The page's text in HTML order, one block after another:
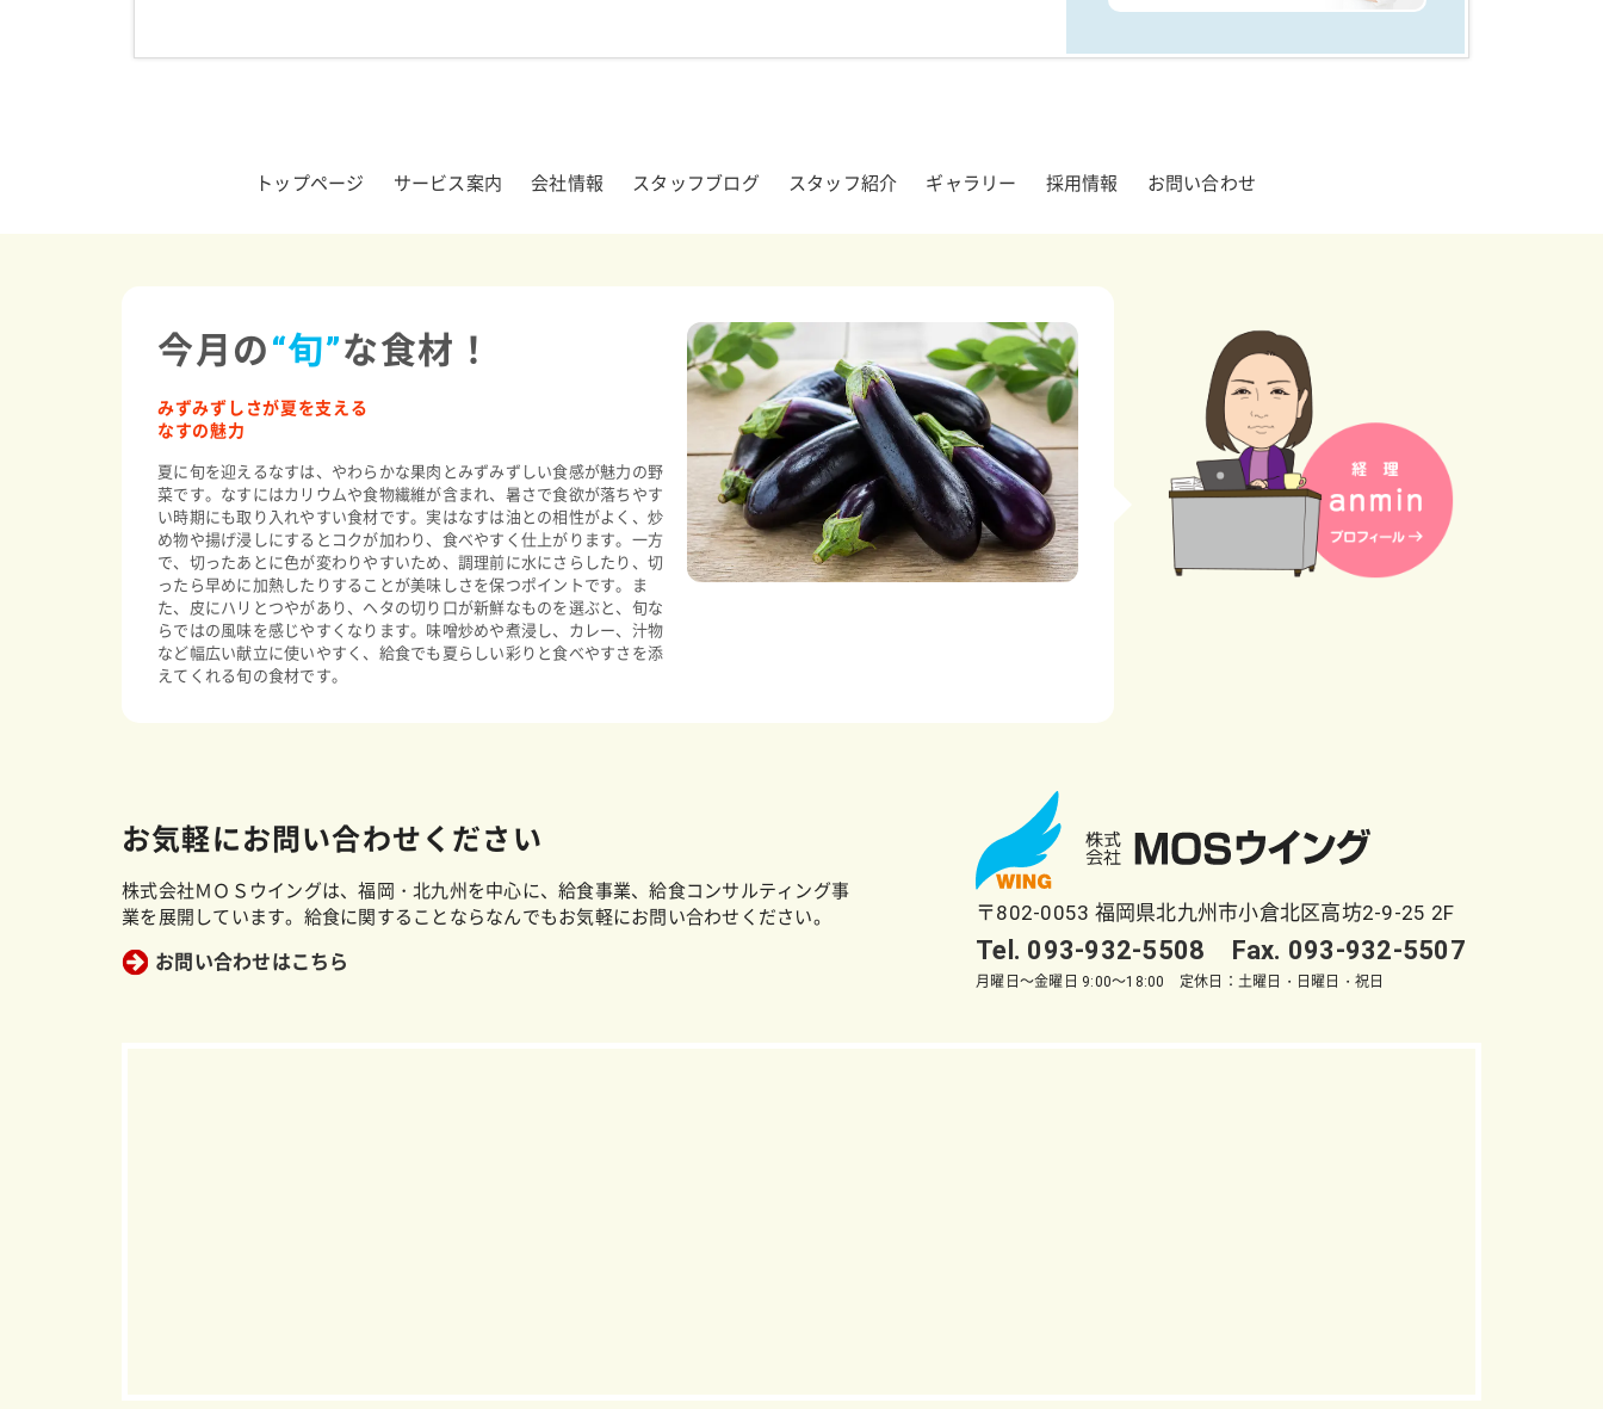
トップページ サービス案内 会社情報 スタッフブログ スタッフ紹介 ギャラリー 採用情報 お問い合わせ
今月の“旬”な食材！
みずみずしさが夏を支える
なすの魅力
夏に旬を迎えるなすは、やわらかな果肉とみずみずしい食感が魅力の野
菜です。なすにはカリウムや食物繊維が含まれ、暑さで食欲が落ちやす
い時期にも取り入れやすい食材です。実はなすは油との相性がよく、炒
め物や揚げ浸しにするとコクが加わり、食べやすく仕上がります。一方
で、切ったあとに色が変わりやすいため、調理前に水にさらしたり、切
ったら早めに加熱したりすることが美味しさを保つポイントです。ま
た、皮にハリとつやがあり、ヘタの切り口が新鮮なものを選ぶと、旬な
らではの風味を感じやすくなります。味噌炒めや煮浸し、カレー、汁物
など幅広い献立に使いやすく、給食でも夏らしい彩りと食べやすさを添
えてくれる旬の食材です。
お気軽にお問い合わせください
株式会社ＭＯＳウイングは、福岡・北九州を中心に、給食事業、給食コンサルティング事
業を展開しています。給食に関することならなんでもお気軽にお問い合わせください。
お問い合わせはこちら
〒802-0053 福岡県北九州市小倉北区高坊2-9-25 2F
Tel. 093-932-5508 Fax. 093-932-5507
月曜日～金曜日 9:00～18:00 定休日：土曜日・日曜日・祝日